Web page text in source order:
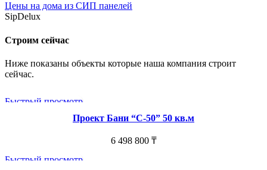
Цены на дома из СИП панелей
SipDelux
Строим сейчас
Ниже показаны объекты которые наша компания строит
сейчас.
Быстрый просмотр
Проект Бани “С-50” 50 кв.м
6 498 800 ₸
Быстрый просмотр